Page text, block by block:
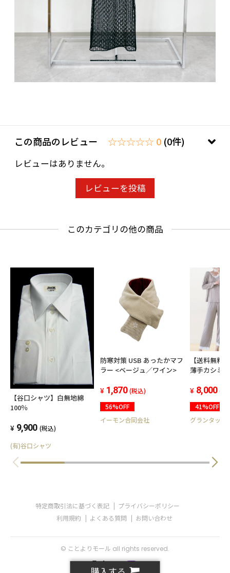
品番：24124990
この商品のレビュー ☆☆☆☆☆ 0 (0件)
レビューはありません。
レビューを投稿
このカテゴリの他の商品
【谷口シャツ】白無地綿
100％
9,900 (税込)
(有)谷口シャツ
防寒対策 USB あったかマフ
ラー <ベージュ／ワイン>
1,870 (税込)
56%OFF
イーモン合同会社
【送料無
薄手カシミ
部屋着 ル
8,000 (税
41%OFF
グランタック
特定商取引法に基づく表記
プライバシーポリシー
利用規約
よくある質問 お問い合わせ
© ことよりモール all rights reserved.